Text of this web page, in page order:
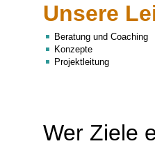
Unsere
Beratung und Coaching
Konzepte
Projektleitung
Wer Ziele